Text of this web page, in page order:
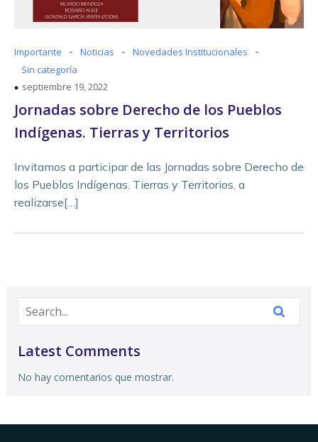
Importante - Noticias - Novedades Institucionales -
Sin categoría
septiembre 19, 2022
Jornadas sobre Derecho de los Pueblos
Indígenas. Tierras y Territorios
Invitamos a participar de las Jornadas sobre Derecho de
los Pueblos Indígenas. Tierras y Territorios, a
realizarse[…]
Latest Comments
No hay comentarios que mostrar.